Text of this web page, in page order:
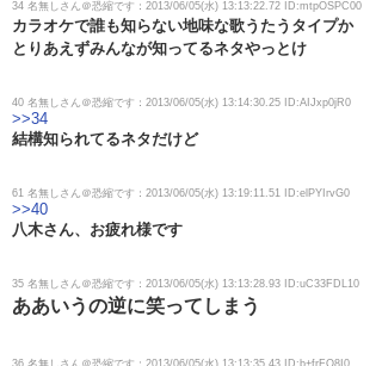
34 名無しさん＠恐縮です：2013/06/05(水) 13:13:22.72 ID:mtpOSPC00
カラオケで誰も知らない地味な歌うたうタイプか
とりあえずみんなが知ってるネタやっとけ
40 名無しさん＠恐縮です：2013/06/05(水) 13:14:30.25 ID:AIJxp0jR0
>>34
結構知られてるネタだけど
61 名無しさん＠恐縮です：2013/06/05(水) 13:19:11.51 ID:elPYIrvG0
>>40
八木さん、お疲れ様です
35 名無しさん＠恐縮です：2013/06/05(水) 13:13:28.93 ID:uC33FDL10
ああいうの逆に笑ってしまう
36 名無しさん＠恐縮です：2013/06/05(水) 13:13:35.43 ID:b+frFO8I0